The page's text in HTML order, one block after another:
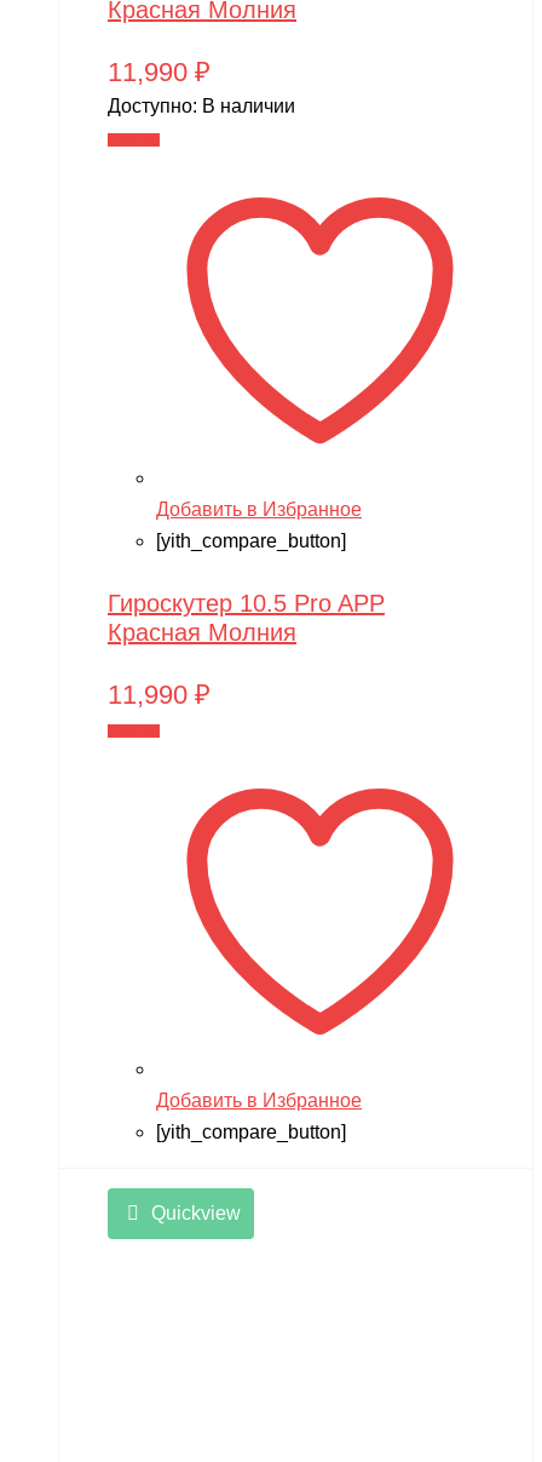
Красная Молния
11,990 ₽
Доступно: В наличии
Добавить в Избранное
[yith_compare_button]
Гироскутер 10.5 Pro APP
Красная Молния
11,990 ₽
Добавить в Избранное
[yith_compare_button]
Quickview